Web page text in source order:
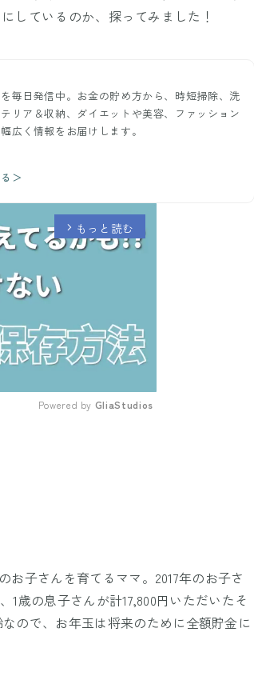
しているのか、探ってみました！
毎日発信中。お金の貯め方から、時短掃除、洗
リア＆収納、ダイエットや美容、ファッション
広く情報をお届けします。
＞
arrow_forward_ios もっと読む
Powered by GliaStudios
お子さんを育てるママ。2017年のお子さ
1歳の息子さんが計17,800円いただいたそ
ので、お年玉は将来のために全額貯金に